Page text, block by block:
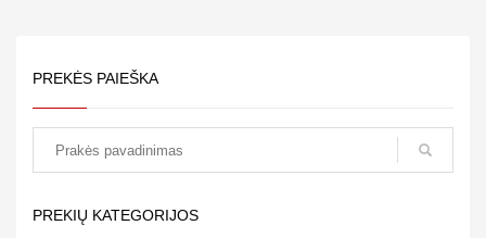
PREKĖS PAIEŠKA
PREKIŲ KATEGORIJOS